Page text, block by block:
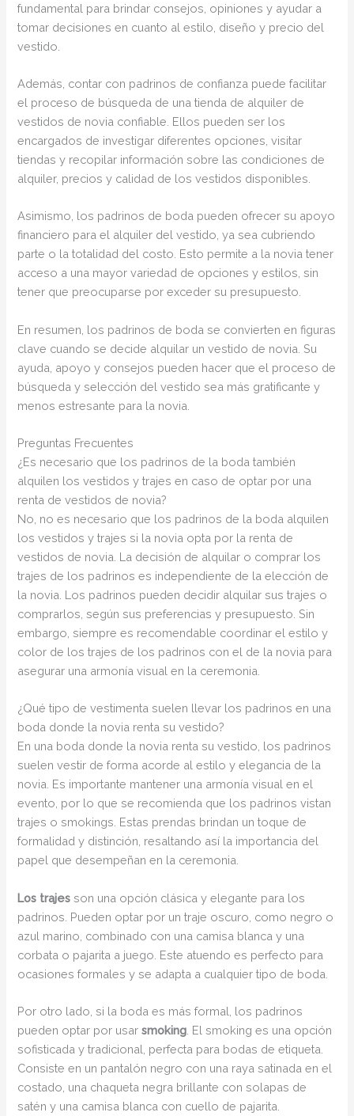
fundamental para brindar consejos, opiniones y ayudar a
tomar decisiones en cuanto al estilo, diseño y precio del
vestido.
Además, contar con padrinos de confianza puede facilitar
el proceso de búsqueda de una tienda de alquiler de
vestidos de novia confiable. Ellos pueden ser los
encargados de investigar diferentes opciones, visitar
tiendas y recopilar información sobre las condiciones de
alquiler, precios y calidad de los vestidos disponibles.
Asimismo, los padrinos de boda pueden ofrecer su apoyo
financiero para el alquiler del vestido, ya sea cubriendo
parte o la totalidad del costo. Esto permite a la novia tener
acceso a una mayor variedad de opciones y estilos, sin
tener que preocuparse por exceder su presupuesto.
En resumen, los padrinos de boda se convierten en figuras
clave cuando se decide alquilar un vestido de novia. Su
ayuda, apoyo y consejos pueden hacer que el proceso de
búsqueda y selección del vestido sea más gratificante y
menos estresante para la novia.
Preguntas Frecuentes
¿Es necesario que los padrinos de la boda también
alquilen los vestidos y trajes en caso de optar por una
renta de vestidos de novia?
No, no es necesario que los padrinos de la boda alquilen
los vestidos y trajes si la novia opta por la renta de
vestidos de novia. La decisión de alquilar o comprar los
trajes de los padrinos es independiente de la elección de
la novia. Los padrinos pueden decidir alquilar sus trajes o
comprarlos, según sus preferencias y presupuesto. Sin
embargo, siempre es recomendable coordinar el estilo y
color de los trajes de los padrinos con el de la novia para
asegurar una armonía visual en la ceremonia.
¿Qué tipo de vestimenta suelen llevar los padrinos en una
boda donde la novia renta su vestido?
En una boda donde la novia renta su vestido, los padrinos
suelen vestir de forma acorde al estilo y elegancia de la
novia. Es importante mantener una armonía visual en el
evento, por lo que se recomienda que los padrinos vistan
trajes o smokings. Estas prendas brindan un toque de
formalidad y distinción, resaltando así la importancia del
papel que desempeñan en la ceremonia.
Los trajes son una opción clásica y elegante para los
padrinos. Pueden optar por un traje oscuro, como negro o
azul marino, combinado con una camisa blanca y una
corbata o pajarita a juego. Este atuendo es perfecto para
ocasiones formales y se adapta a cualquier tipo de boda.
Por otro lado, si la boda es más formal, los padrinos
pueden optar por usarsmoking . El smoking es una opción
sofisticada y tradicional, perfecta para bodas de etiqueta.
Consiste en un pantalón negro con una raya satinada en el
costado, una chaqueta negra brillante con solapas de
satén y una camisa blanca con cuello de pajarita.